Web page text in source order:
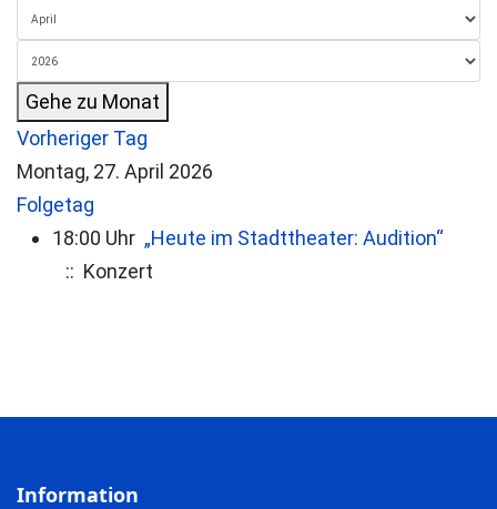
Gehe zu Monat
Vorheriger Tag
Montag, 27. April 2026
Folgetag
18:00 Uhr „Heute im Stadttheater: Audition“
:: Konzert
Information